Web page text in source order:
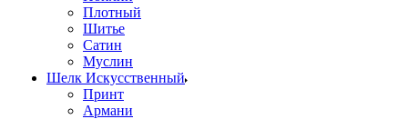
Плотный
Шитье
Сатин
Муслин
Шелк Искусственный
Принт
Армани